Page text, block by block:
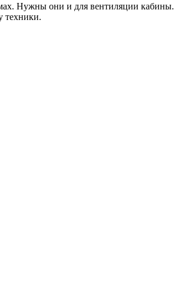
Нужны они и для вентиляции кабины.
техники.